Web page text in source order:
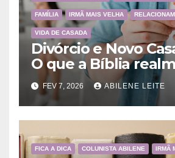
FAMÍLIA IRMÃ MAIS VELHA
VIDA DE CASADA
Divórcio e Novo
O que a Bíblia
ensina
FEV 7, 2026 ABILENE LEITE
FICA A DICA COLUNISTA ABILENE IRMÃ